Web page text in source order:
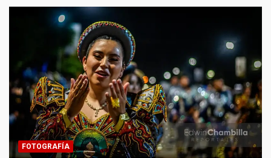
FOTOGRAFÍA